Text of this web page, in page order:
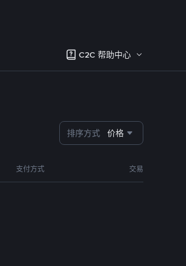
C2C 帮助中心
排序方式 价格
支付方式 交易